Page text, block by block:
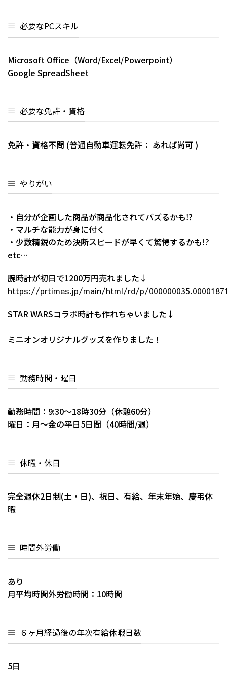
必要なPCスキル
Microsoft Office（Word/Excel/Powerpoint）
Google SpreadSheet
必要な免許・資格
免許・資格不問 (普通自動車運転免許： あれば尚可 )
やりがい
・自分が企画した商品が商品化されてバズるかも⁉
・マルチな能力が身に付く
・少数精鋭のため決断スピードが早くて驚愕するかも!?
etc…
腕時計が初日で1200万円売れました↓
https://prtimes.jp/main/html/rd/p/
STAR WARSコラボ時計も作れちゃいました↓
ミニオンオリジナルグッズを作りました！
勤務時間・曜日
勤務時間：9:30～18時30分（休憩60分）
曜日：月～金の平日5日間（40時間/週）
休暇・休日
完全週休2日制(土・日)、祝日、有給、年末年始、慶弔休
暇
時間外労働
あり
月平均時間外労働時間：10時間
６ヶ月経過後の年次有給休暇日数
5日